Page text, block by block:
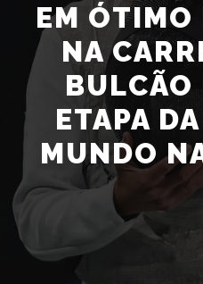
EM ÓTIMO
NA
BULCÃO
ETAPA
MUNDO